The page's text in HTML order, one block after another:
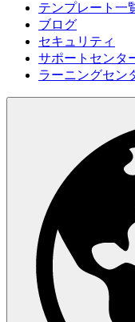
テンプレート一
ブログ
セキュリティ
サポートセンタ
ラーニングセン